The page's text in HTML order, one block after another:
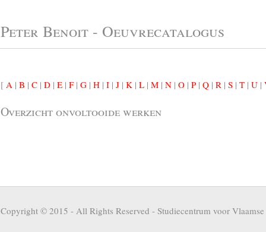
Peter Benoit - Oeuvrecatalogus
[ A | B | C | D | E | F| G | H | I | J | K | L | M | N | O | P | Q | R | S | T | U |
Overzicht onvoltooide werken
Copyright © 2015 - All Rights Reserved - Studiecentrum voor